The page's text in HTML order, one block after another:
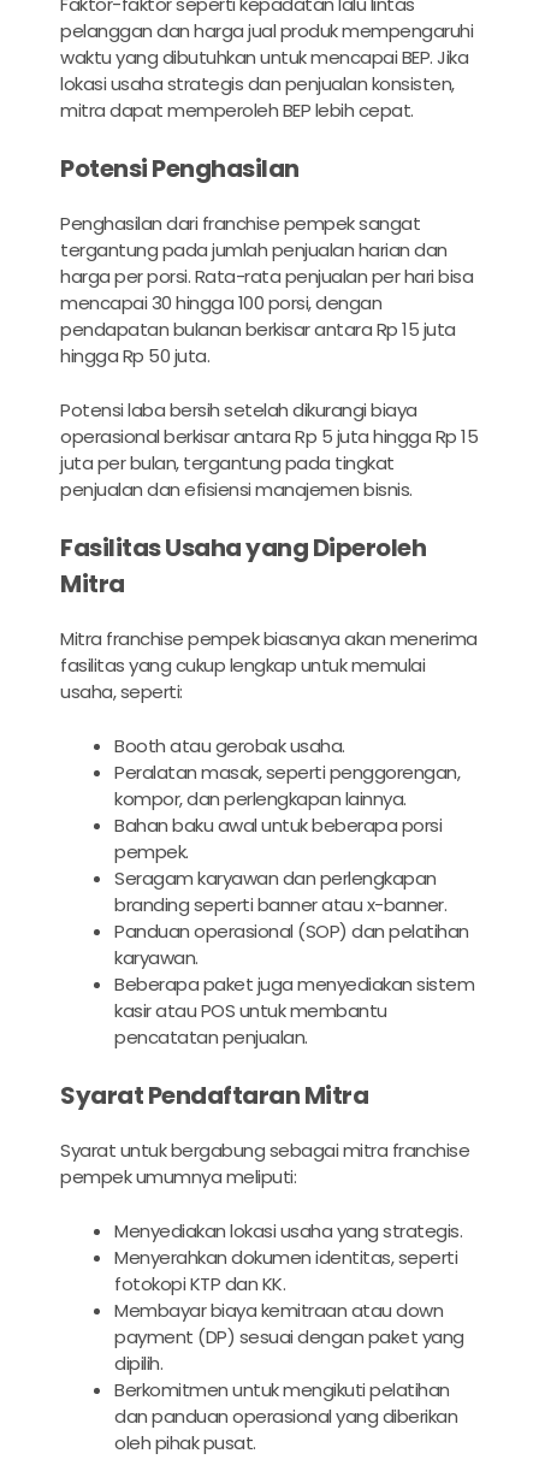
pelanggan dan harga jual produk mempengaruhi
waktu yang dibutuhkan untuk mencapai BEP. Jika
lokasi usaha strategis dan penjualan konsisten,
mitra dapat memperoleh BEP lebih cepat.
Potensi Penghasilan
Penghasilan dari franchise pempek sangat
tergantung pada jumlah penjualan harian dan
harga per porsi. Rata-rata penjualan per hari bisa
mencapai 30 hingga 100 porsi, dengan
pendapatan bulanan berkisar antara Rp 15 juta
hingga Rp 50 juta.
Potensi laba bersih setelah dikurangi biaya
operasional berkisar antara Rp 5 juta hingga Rp 15
juta per bulan, tergantung pada tingkat
penjualan dan efisiensi manajemen bisnis.
Fasilitas Usaha yang Diperoleh
Mitra
Mitra franchise pempek biasanya akan menerima
fasilitas yang cukup lengkap untuk memulai
usaha, seperti:
Booth atau gerobak usaha.
Peralatan masak, seperti penggorengan,
kompor, dan perlengkapan lainnya.
Bahan baku awal untuk beberapa porsi
pempek.
Seragam karyawan dan perlengkapan
branding seperti banner atau x-banner.
Panduan operasional (SOP) dan pelatihan
karyawan.
Beberapa paket juga menyediakan sistem
kasir atau POS untuk membantu
pencatatan penjualan.
Syarat Pendaftaran Mitra
Syarat untuk bergabung sebagai mitra franchise
pempek umumnya meliputi:
Menyediakan lokasi usaha yang strategis.
Menyerahkan dokumen identitas, seperti
fotokopi KTP dan KK.
Membayar biaya kemitraan atau down
payment (DP) sesuai dengan paket yang
dipilih.
Berkomitmen untuk mengikuti pelatihan
dan panduan operasional yang diberikan
oleh pihak pusat.